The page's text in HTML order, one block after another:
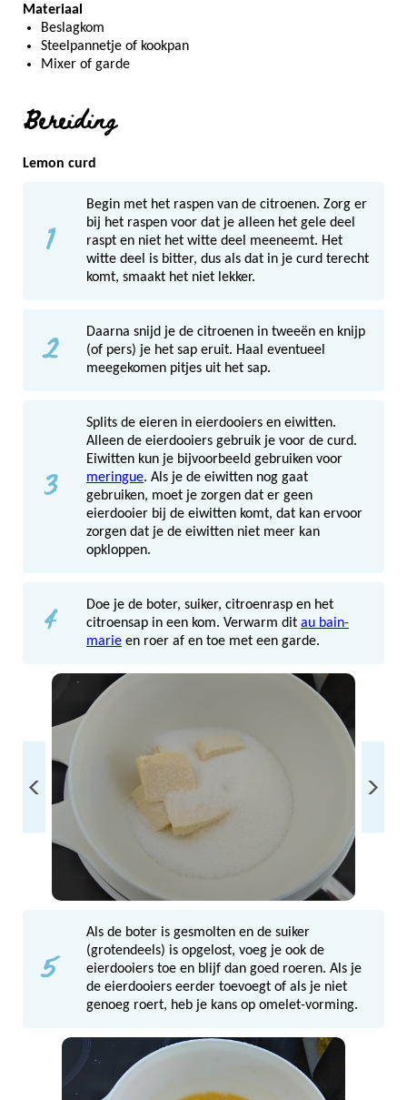
Materiaal
Beslagkom
Steelpannetje of kookpan
Mixer of garde
Bereiding
Lemon curd
1
Begin met het raspen van de citroenen. Zorg er
bij het raspen voor dat je alleen het gele deel
raspt en niet het witte deel meeneemt. Het
witte deel is bitter, dus als dat in je curd terecht
komt, smaakt het niet lekker.
2
Daarna snijd je de citroenen in tweeën en knijp
(of pers) je het sap eruit. Haal eventueel
meegekomen pitjes uit het sap.
3
Splits de eieren in eierdooiers en eiwitten.
Alleen de eierdooiers gebruik je voor de curd.
Eiwitten kun je bijvoorbeeld gebruiken voor
meringue. Als je de eiwitten nog gaat
gebruiken, moet je zorgen dat er geen
eierdooier bij de eiwitten komt, dat kan ervoor
zorgen dat je de eiwitten niet meer kan
opkloppen.
4
Doe je de boter, suiker, citroenrasp en het
citroensap in een kom. Verwarm dit au bain-
marie en roer af en toe met een garde.
5
Als de boter is gesmolten en de suiker
(grotendeels) is opgelost, voeg je ook de
eierdooiers toe en blijf dan goed roeren. Als je
de eierdooiers eerder toevoegt of als je niet
genoeg roert, heb je kans op omelet-vorming.